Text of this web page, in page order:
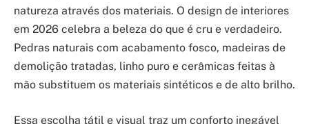
natureza através dos materiais. O design de interiores
em 2026 celebra a beleza do que é cru e verdadeiro.
Pedras naturais com acabamento fosco, madeiras de
demolição tratadas, linho puro e cerâmicas feitas à
mão substituem os materiais sintéticos e de alto brilho.
Essa escolha tátil e visual traz um conforto inegável